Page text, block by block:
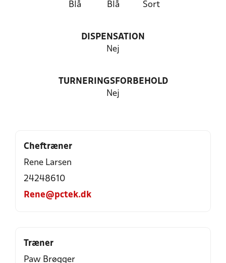
Blå Blå Sort
DISPENSATION
Nej
TURNERINGSFORBEHOLD
Nej
Cheftræner
Rene Larsen
24248610
Rene@pctek.dk
Træner
Paw Brøgger